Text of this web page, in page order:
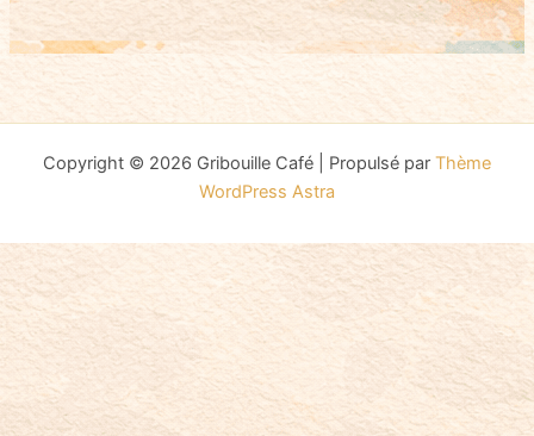
Copyright © 2026 Gribouille Café | Propulsé par Thème
WordPress Astra